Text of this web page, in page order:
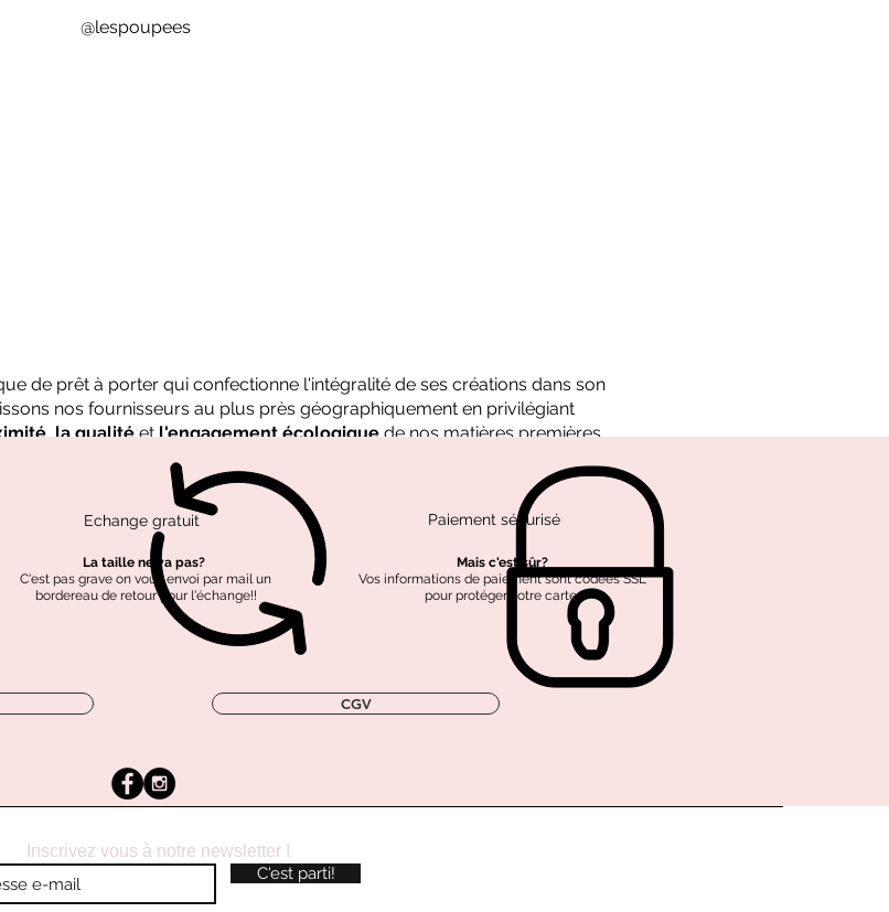
@lespoupees
de prêt à porter qui confectionne l'intégralité de ses créations dans son
nos fournisseurs au plus près géographiquement en privilégiant
,la qualitéetl'engagement écologiquede nos matières premières.
Polyester recyclé
Coton labellisé GOTS
OEKO-
Echange gratuit
La taille ne va pas?
C'est pas grave on vous envoi par mail un
bordereau de retour pour l'échange!!
Paiement sécurisé
Mais c'est sûr?
Vos informations de paiement sont codées SSL
pour protéger votre carte.
CGV
Inscrivez vous à notre newsletter !
C'est parti!